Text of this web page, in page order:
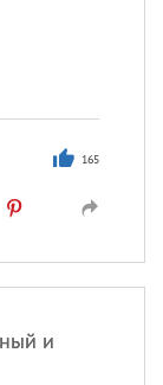
165
и